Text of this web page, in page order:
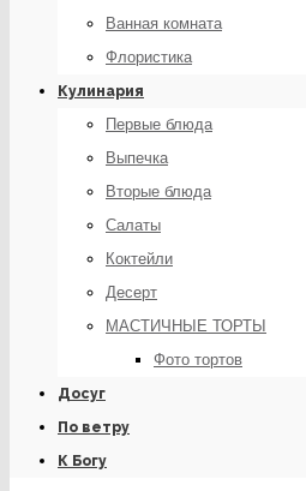
Ванная комната
Флористика
Кулинария
Первые блюда
Выпечка
Вторые блюда
Салаты
Коктейли
Десерт
МАСТИЧНЫЕ ТОРТЫ
Фото тортов
Досуг
По ветру
К Богу